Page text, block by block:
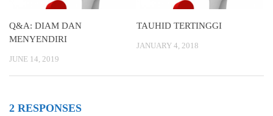
Q&A: DIAM DAN
MENYENDIRI
JUNE 14, 2019
TAUHID TERTINGGI
JANUARY 4, 2018
2 RESPONSES